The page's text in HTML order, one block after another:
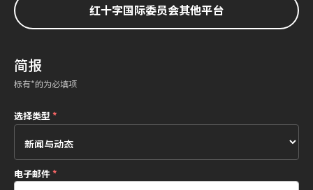
红十字国际委员会其他平台
简报
标有*的为必填项
选择类型*
电子邮件*